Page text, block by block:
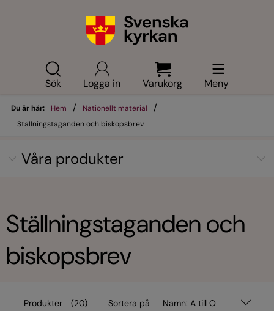
Sök Logga in Varukorg Meny
Du är här: Hem / Nationellt material /
Ställningstaganden och biskopsbrev
Våra produkter
Ställningstaganden och
biskopsbrev
Produkter (20) Sortera på Namn: A till Ö